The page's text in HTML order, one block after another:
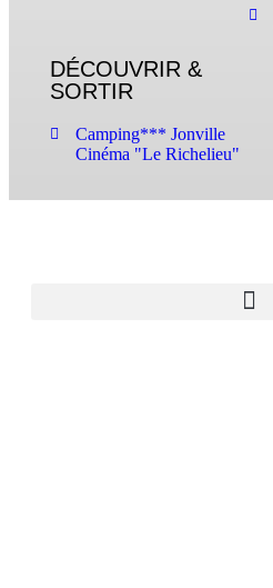
DÉCOUVRIR &
SORTIR
Camping*** Jonville
Cinéma "Le Richelieu"